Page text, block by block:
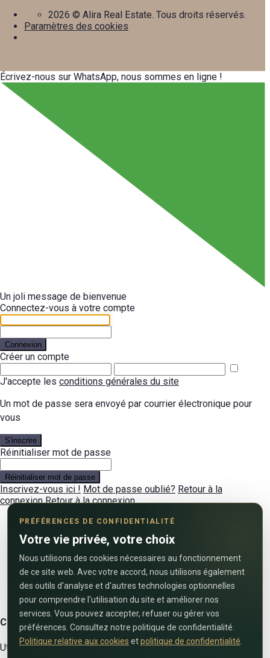
2026 © Alira Real Estate. Tous droits réservés.
Paramètres des cookies
PRÉFÉRENCES DE CONFIDENTIALITÉ
Votre vie privée, votre choix
Nous utilisons des cookies nécessaires au fonctionnement
de ce site web. Avec votre accord, nous utilisons également
des outils d'analyse et d'autres technologies optionnelles
pour comprendre l'utilisation du site et améliorer nos
services. Vous pouvez accepter, refuser ou gérer vos
préférences. Consultez notre politique de confidentialité.
Politique relative aux cookies etpolitique de confidentialité
Écrivez-nous sur WhatsApp, nous sommes en ligne !
Un joli message de bienvenue
Connectez-vous à votre compte
Connexion
Créer un compte
J'accepte les conditions générales du site
Un mot de passe sera envoyé par courrier électronique pour
vous
S'inscrire
Réinitialiser mot de passe
Réinitialiser mot de passe
Inscrivez-vous ici ! Mot de passe oublié? Retour à la
connexion Retour à la connexion
Contactez-nous
Utilisez le formulaire ci-dessous pour nous contacter !